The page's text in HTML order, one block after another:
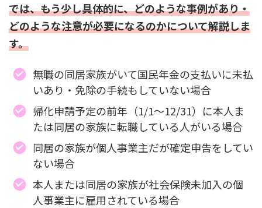
では、もう少し具体的に、どのような事例があり・
どのような注意が必要になるのかについて解説しま
す。
無職の同居家族がいて国民年金の支払いに未払
いあり・免除の手続もしていない場合
帰化申請予定の前年（1/1～12/31）に本人ま
たは同居の家族に転職している人がいる場合
同居の家族が個人事業主だが確定申告をしてい
ない場合
本人または同居の家族が社会保険未加入の個
人事業主に雇用されている場合